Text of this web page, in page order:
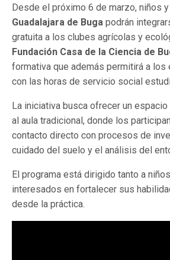
Desde el próximo 6 de marzo, niños
Guadalajara de Buga podrán
gratuita a los clubes agrícolas y
Fundación Casa de la Ciencia de
formativa que además permitirá a
con las horas de servicio social
La iniciativa busca ofrecer un
al aula tradicional, donde los
contacto directo con procesos de
cuidado del suelo y el análisis del
El programa está dirigido tanto a
interesados en fortalecer sus
desde la práctica.